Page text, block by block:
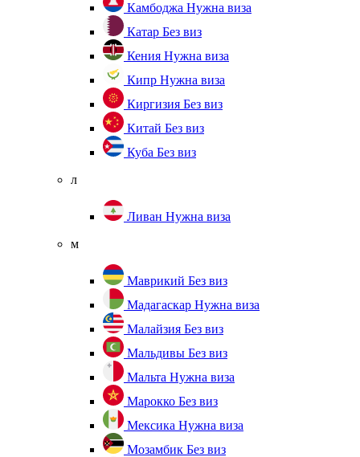
Камбоджа Нужна виза
Катар Без виз
Кения Нужна виза
Кипр Нужна виза
Киргизия Без виз
Китай Без виз
Куба Без виз
л
Ливан Нужна виза
м
Маврикий Без виз
Мадагаскар Нужна виза
Малайзия Без виз
Мальдивы Без виз
Мальта Нужна виза
Марокко Без виз
Мексика Нужна виза
Мозамбик Без виз